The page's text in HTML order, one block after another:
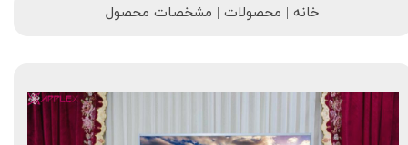
خانه | محصولات | مشخصات محصول